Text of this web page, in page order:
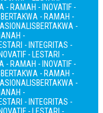
- RAMAH - INOVATIF -
BERTAKWA - RAMAH -
BERTAKWA -
-
- INTEGRITAS -
- LESTARI -
- RAMAH - INOVATIF -
BERTAKWA - RAMAH -
BERTAKWA -
-
- INTEGRITAS -